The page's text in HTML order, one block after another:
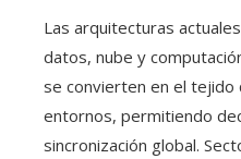
Las arquitecturas
datos, nube y
se convierten en el tejido
entornos, permitiendo
sincronización global.